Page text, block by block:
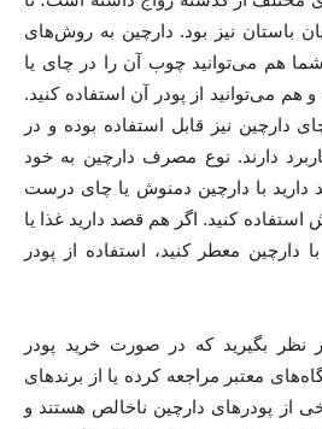
باستان نیز بود. دارچین به روش‌های‌
هم می‌توانید چوب آن را در چای یا
هم می‌توانید از پودر آن استفاده کنید.
نیز قابل استفاده بوده و در
دارند. نوع مصرف دارچین به خود
دارید با دارچین دمنوش یا چای درست
کنید. اگر هم قصد دارید غذا یا
معطر کنید، استفاده از پودر
نظر بگیرید که در صورت خرید پودر
معتبر مراجعه کرده یا از برندهای
از پودرهای دارچین ناخالص هستند و